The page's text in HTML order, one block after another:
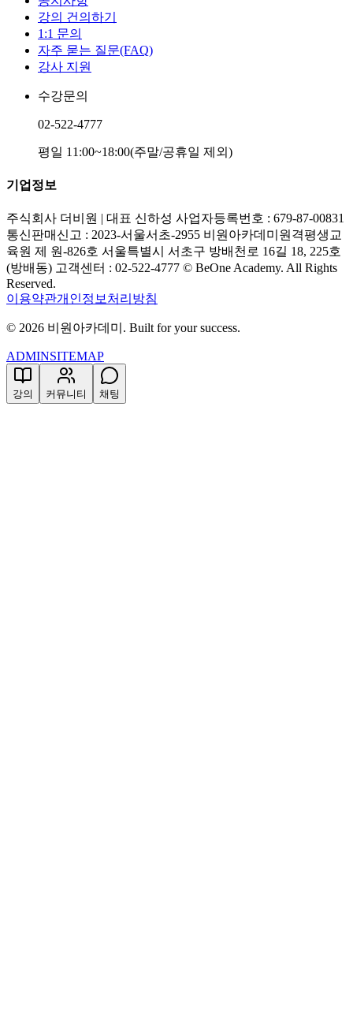
강의 건의하기
1:1 문의
자주 묻는 질문(FAQ)
강사 지원
수강문의
02-522-4777
평일 11:00~18:00(주말/공휴일 제외)
기업정보
주식회사 더비원 | 대표 신하성 사업자등록번호 : 679-87-00831
통신판매신고 : 2023-서울서초-2955 비원아카데미원격평생교
육원 제 원-826호 서울특별시 서초구 방배천로 16길 18, 225호
(방배동) 고객센터 : 02-522-4777 © BeOne Academy. All Rights
Reserved.
이용약관개인정보처리방침
© 2026 비원아카데미 . Built for your success.
ADMINSITEMAP
강의 커뮤니티 채팅